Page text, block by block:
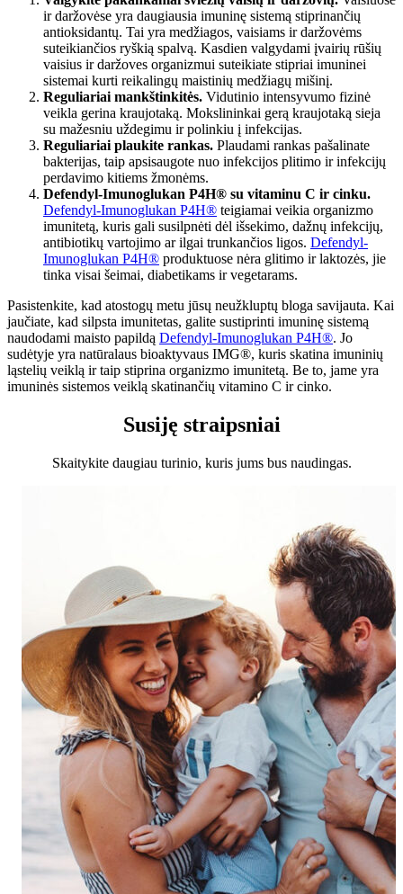
ir daržovėse yra daugiausia imuninę sistemą stiprinančių
antioksidantų. Tai yra medžiagos, vaisiams ir daržovėms
suteikiančios ryškią spalvą. Kasdien valgydami įvairių rūšių
vaisius ir daržoves organizmui suteikiate stipriai imuninei
sistemai kurti reikalingų maistinių medžiagų mišinį.
Reguliariai mankštinkitės. Vidutinio intensyvumo fizinė
veikla gerina kraujotaką. Mokslininkai gerą kraujotaką sieja
su mažesniu uždegimu ir polinkiu į infekcijas.
Reguliariai plaukite rankas. Plaudami rankas pašalinate
bakterijas, taip apsisaugote nuo infekcijos plitimo ir infekcijų
perdavimo kitiems žmonėms.
Defendyl-Imunoglukan P4H® su vitaminu C ir cinku.
Defendyl-Imunoglukan P4H® teigiamai veikia organizmo
imunitetą, kuris gali susilpnėti dėl išsekimo, dažnų infekcijų,
antibiotikų vartojimo ar ilgai trunkančios ligos. Defendyl-
Imunoglukan P4H® produktuose nėra glitimo ir laktozės, jie
tinka visai šeimai, diabetikams ir vegetarams.
Pasistenkite, kad atostogų metu jūsų neužkluptų bloga savijauta. Kai
jaučiate, kad silpsta imunitetas, galite sustiprinti imuninę sistemą
naudodami maisto papildą Defendyl-Imunoglukan P4H®. Jo
sudėtyje yra natūralaus bioaktyvaus IMG®, kuris skatina imuninių
ląstelių veiklą ir taip stiprina organizmo imunitetą. Be to, jame yra
imuninės sistemos veiklą skatinančių vitamino C ir cinko.
Susiję straipsniai
Skaitykite daugiau turinio, kuris jums bus naudingas.